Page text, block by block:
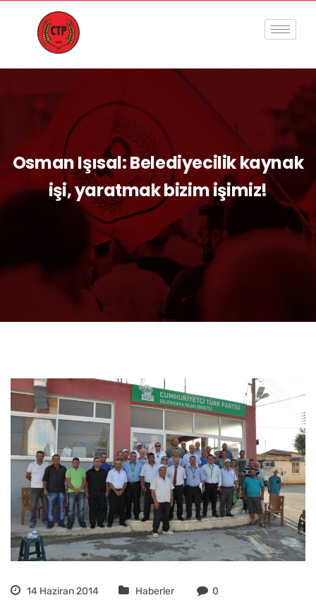
Osman Işısal: Belediyecilik kaynak
işi, yaratmak bizim işimiz!
14 Haziran 2014 Haberler 0